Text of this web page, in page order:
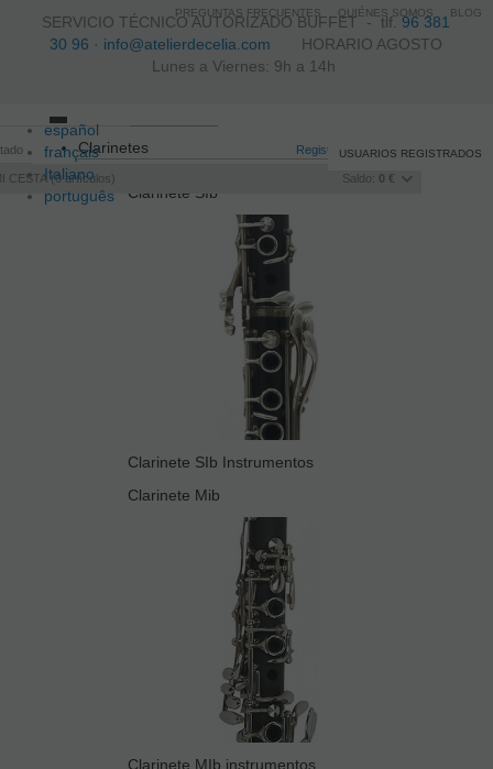
SERVICIO TÉCNICO AUTORIZADO BUFFET -tlf.96 381
30 96 · info@atelierdecelia.com HORARIO AGOSTO
Lunes a Viernes: 9h a 14h
español
français
Italiano
português
Registro /Iniciar sesión
CESTA 0artículos Saldo: 0 €
USUARIOS REGISTRADOS
Toggle
navigation
Clarinetes
Clarinete SIb
Clarinete SIb Instrumentos
Clarinete Mib
Clarinete MIb instrumentos
PREGUNTAS FRECUENTES QUIÉNES SOMOS BLOG